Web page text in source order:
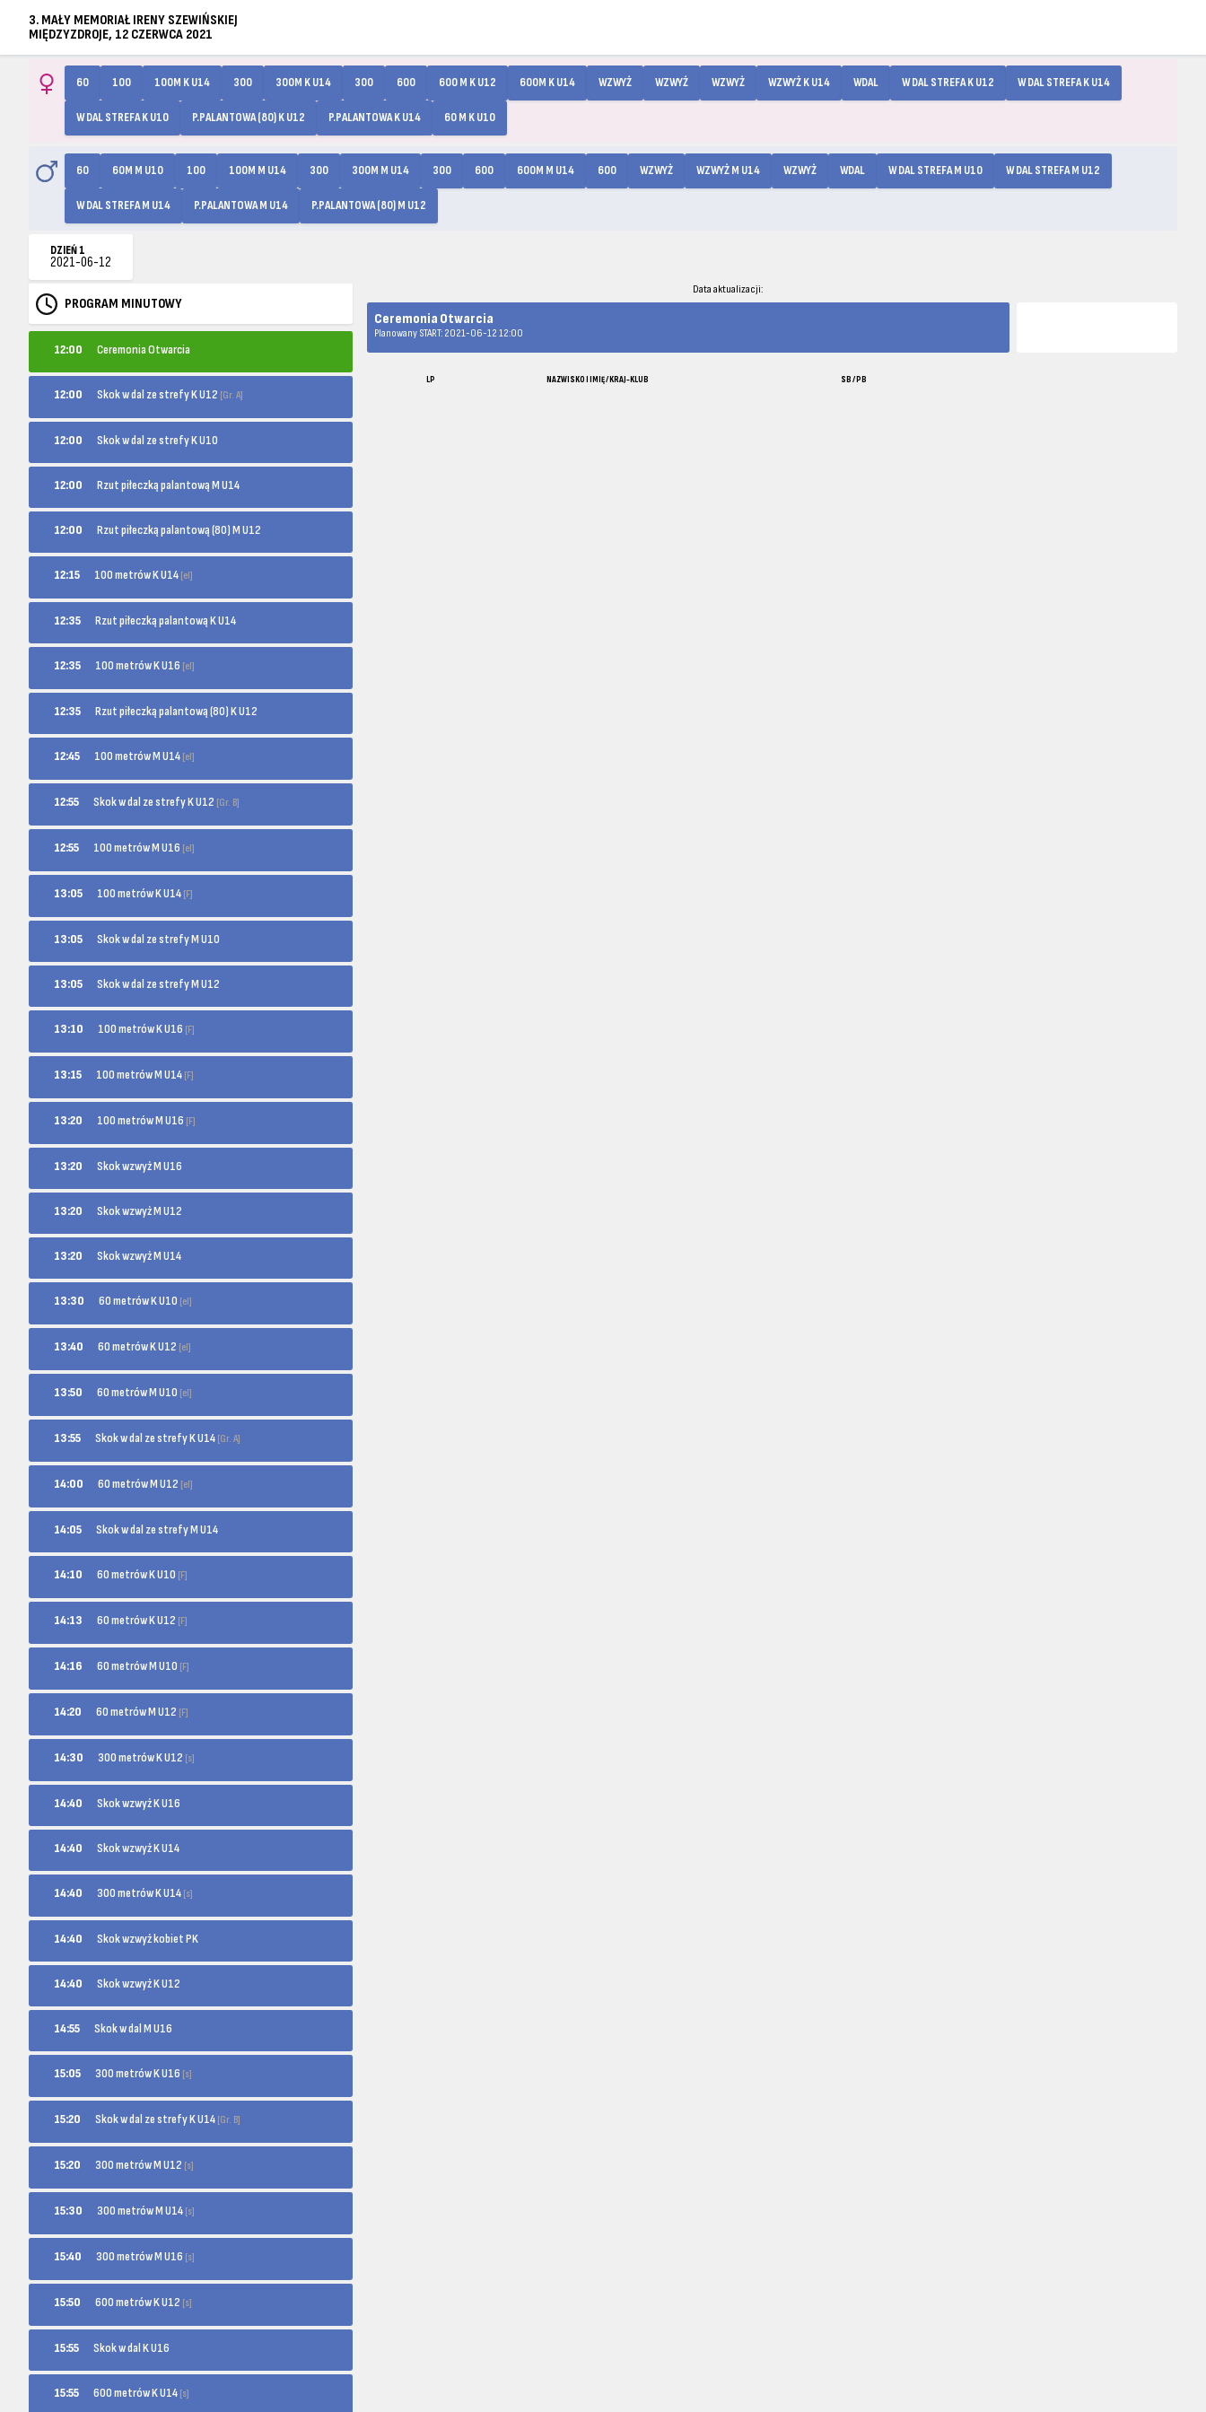
3. MAŁY MEMORIAŁ IRENY SZEWIŃSKIEJ
MIĘDZYZDROJE, 12 CZERWCA 2021
60 100 100M K U14 300 300M K U14 300 600 600 M K U12 600M K U14 WZWYŻ WZWYŻ WZWYŻ WZWYŻ K U14 WDAL W DAL STREFA K U12 W DAL STREFA K U14
W DAL STREFA K U10 P.PALANTOWA (80) K U12 P.PALANTOWA K U14 60 M K U10
60 60M M U10 100 100M M U14 300 300M M U14 300 600 600M M U14 600 WZWYŻ WZWYŻ M U14 WZWYŻ WDAL W DAL STREFA M U10 W DAL STREFA M U12
W DAL STREFA M U14 P.PALANTOWA M U14 P.PALANTOWA (80) M U12
DZIEŃ 1
2021-06-12
PROGRAM MINUTOWY
12:00 Ceremonia Otwarcia
12:00 Skok w dal ze strefy K U12 [Gr. A]
12:00 Skok w dal ze strefy K U10
12:00 Rzut piłeczką palantową M U14
12:00 Rzut piłeczką palantową (80) M U12
12:15 100 metrów K U14 [el]
12:35 Rzut piłeczką palantową K U14
12:35 100 metrów K U16 [el]
12:35 Rzut piłeczką palantową (80) K U12
12:45 100 metrów M U14 [el]
12:55 Skok w dal ze strefy K U12 [Gr. B]
12:55 100 metrów M U16 [el]
13:05 100 metrów K U14 [F]
13:05 Skok w dal ze strefy M U10
13:05 Skok w dal ze strefy M U12
13:10 100 metrów K U16 [F]
13:15 100 metrów M U14 [F]
13:20 100 metrów M U16 [F]
13:20 Skok wzwyż M U16
13:20 Skok wzwyż M U12
13:20 Skok wzwyż M U14
13:30 60 metrów K U10 [el]
13:40 60 metrów K U12 [el]
13:50 60 metrów M U10 [el]
13:55 Skok w dal ze strefy K U14 [Gr. A]
14:00 60 metrów M U12 [el]
14:05 Skok w dal ze strefy M U14
14:10 60 metrów K U10 [F]
14:13 60 metrów K U12 [F]
14:16 60 metrów M U10 [F]
14:20 60 metrów M U12 [F]
14:30 300 metrów K U12 [s]
14:40 Skok wzwyż K U16
14:40 Skok wzwyż K U14
14:40 300 metrów K U14 [s]
14:40 Skok wzwyż kobiet PK
14:40 Skok wzwyż K U12
14:55 Skok w dal M U16
15:05 300 metrów K U16 [s]
15:20 Skok w dal ze strefy K U14 [Gr. B]
15:20 300 metrów M U12 [s]
15:30 300 metrów M U14 [s]
15:40 300 metrów M U16 [s]
15:50 600 metrów K U12 [s]
15:55 Skok w dal K U16
15:55 600 metrów K U14 [s]
Data aktualizacji:
Ceremonia Otwarcia
Planowany START: 2021-06-12 12:00
LP NAZWISKO I IMIĘ / KRAJ-KLUB SB / PB